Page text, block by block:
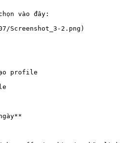
vào đây:
Screenshot_3-2.png)
profile